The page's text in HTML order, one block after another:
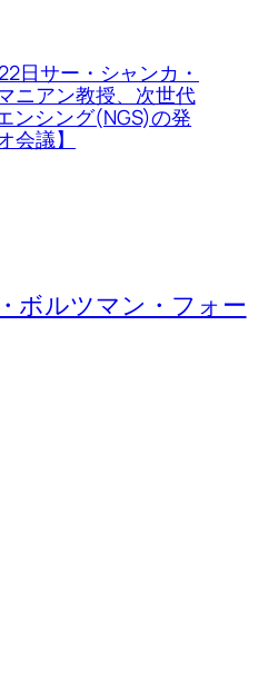
日サー・シャンカ・
ニアン教授、次世代
ンシング(NGS)の発
会議】
ボルツマン・フォー